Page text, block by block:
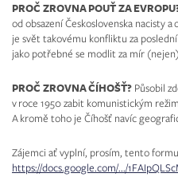
PROČ ZROVNA POUŤ ZA
od obsazení Československa nacisty
je svět takovému konfliktu za
jako potřebné se modlit za mír
PROČ ZROVNA ČÍHOŠŤ? Působil
v roce 1950 zabit komunistickým
A kromě toho je Číhošť navíc
Zájemci ať vyplní, prosím, tento
https://docs.google.com/.../